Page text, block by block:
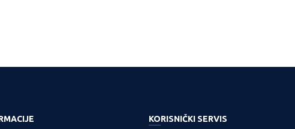
KORISNIČKI SERVIS